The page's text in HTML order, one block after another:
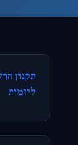
תקנון
ליזמות